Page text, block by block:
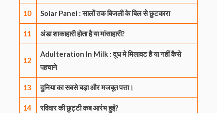
10 Solar Panel : सालों तक बिजली के बिल से छुटकारा
11 अंडा शाकाहारी होता है या मांसाहारी?
12
Adulteration In Milk : दूध मे मिलावट है या नहीं कैसे
पहचाने
13 दुनिया का सबसे बड़ा और मजबूत पत्ता।
14 रविवार की छुट्टी कब आरंभ हुई?